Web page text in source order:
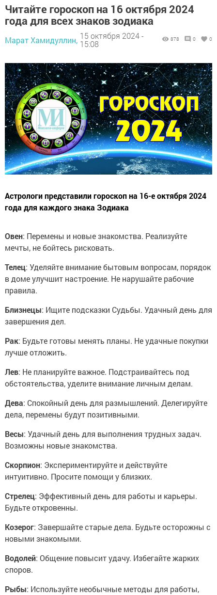
Читайте гороскоп на 16 октября 2024
года для всех знаков зодиака
Марат Хамидуллин, 15 октября 2024 -
15:08
878 0 0
Астрологи представили гороскоп на 16-е октября 2024
года для каждого знака Зодиака
Овен: Перемены и новые знакомства. Реализуйте
мечты, не бойтесь рисковать.
Телец: Уделяйте внимание бытовым вопросам, порядок
в доме улучшит настроение. Не нарушайте рабочие
правила.
Близнецы: Ищите подсказки Судьбы. Удачный день для
завершения дел.
Рак: Будьте готовы менять планы. Не удачные покупки
лучше отложить.
Лев: Не планируйте важное. Подстраивайтесь под
обстоятельства, уделите внимание личным делам.
Дева: Спокойный день для размышлений. Делегируйте
дела, перемены будут позитивными.
Весы: Удачный день для выполнения трудных задач.
Возможны новые знакомства.
Скорпион: Экспериментируйте и действуйте
интуитивно. Просите помощи у близких.
Стрелец: Эффективный день для работы и карьеры.
Будьте откровенны.
Козерог: Завершайте старые дела. Будьте осторожны с
новыми знакомыми.
Водолей: Общение повысит удачу. Избегайте жарких
споров.
Рыбы: Используйте необычные методы для работы,